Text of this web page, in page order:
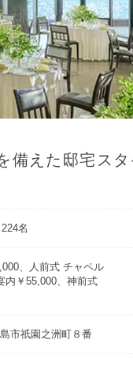
備えた邸宅スタ
名
、人前式 チャペル
内￥55,000、神前式
市祇園之洲町８番